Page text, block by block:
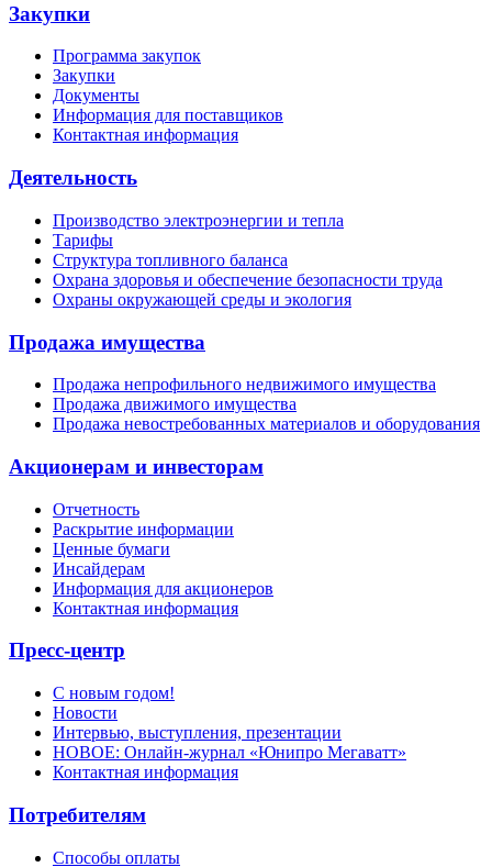
Закупки
Программа закупок
Закупки
Документы
Информация для поставщиков
Контактная информация
Деятельность
Производство электроэнергии и тепла
Тарифы
Структура топливного баланса
Охрана здоровья и обеспечение безопасности труда
Охраны окружающей среды и экология
Продажа имущества
Продажа непрофильного недвижимого имущества
Продажа движимого имущества
Продажа невостребованных материалов и оборудования
Акционерам и инвесторам
Отчетность
Раскрытие информации
Ценные бумаги
Инсайдерам
Информация для акционеров
Контактная информация
Пресс-центр
С новым годом!
Новости
Интервью, выступления, презентации
НОВОЕ: Онлайн-журнал «Юнипро Мегаватт»
Контактная информация
Потребителям
Способы оплаты